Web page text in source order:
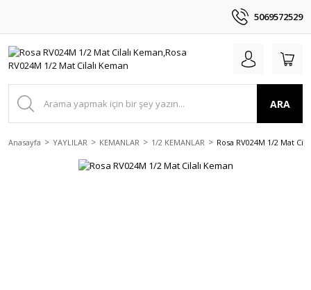
5069572529
ARA
Anasayfa YAYLILAR KEMANLAR 1/2 KEMANLAR Rosa RV024M 1/2 Mat